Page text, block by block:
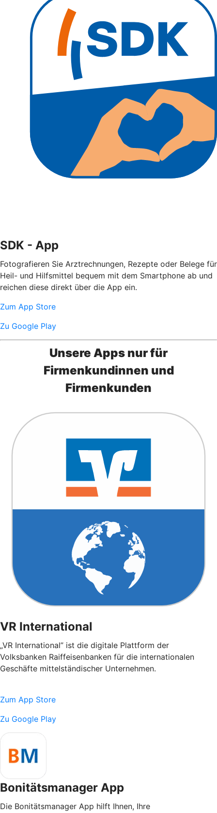
SDK - App
Fotografieren Sie Arztrechnungen, Rezepte oder Belege für
Heil- und Hilfsmittel bequem mit dem Smartphone ab und
reichen diese direkt über die App ein.
Zum App Store
Zu Google Play
Unsere Apps nur für
Firmenkundinnen und
Firmenkunden
VR International
„VR International” ist die digitale Plattform der
Volksbanken Raiffeisenbanken für die internationalen
Geschäfte mittelständischer Unternehmen.
Zum App Store
Zu Google Play
Bonitätsmanager App
Die Bonitätsmanager App hilft Ihnen, Ihre